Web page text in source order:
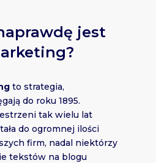
jest
to strategia,
do roku 1895.
tak wielu lat
do ogromnej ilości
firm, nadal niektórzy
tekstów na blogu